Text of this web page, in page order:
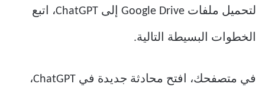
لتحميل ملفات Google Drive إلى ChatGPT، اتبع
الخطوات البسيطة التالية.
في متصفحك، افتح محادثة جديدة في ChatGPT،